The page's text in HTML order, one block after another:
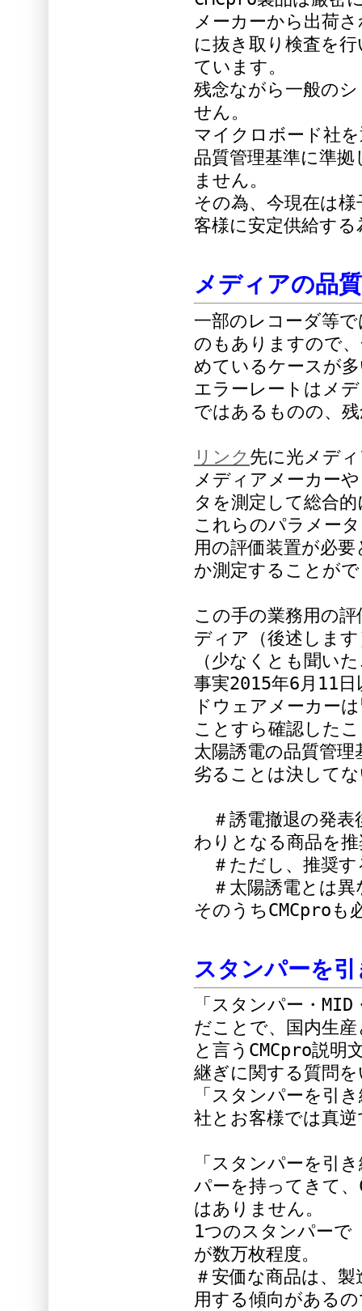
メーカーから出荷
に抜き取り検査を
ています。
残念ながら一般の
せん。
マイクロボード社
品質管理基準に準
ません。
その為、今現在は
客様に安定供給す
メディアの品
一部のレコーダ等
のもありますので
めているケースが
エラーレートはメ
ではあるものの、
リンク 先に光メデ
メディアメーカー
タを測定して総合
これらのパラメー
用の評価装置が必
か測定することが
この手の業務用の
ディア（後述しま
（少なくとも聞い
事実2015年6月11
ドウェアメーカー
ことすら確認した
太陽誘電の品質管
劣ることは決して
＃誘電撤退の発表
わりとなる商品を
＃ただし、推奨す
＃太陽誘電とは異
そのうちCMCproも
スタンパーを
「スタンパー・
だことで、国内生
と言うCMCpro説明
継ぎに関する質問
「スタンパーを引
社とお客様では真
「スタンパーを引
パーを持ってきて
はありません。
1つのスタンパーで
が数万枚程度。
＃安価な商品は、
用する傾向がある